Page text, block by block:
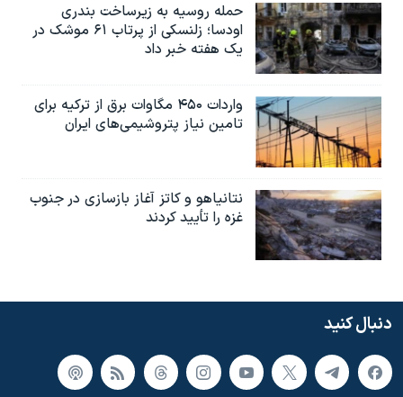
حمله روسیه به زیرساخت بندری
اودسا؛ زلنسکی از پرتاب ۶۱ موشک در
یک هفته خبر داد
واردات ۴۵۰ مگاوات برق از ترکیه برای
تامین نیاز پتروشیمی‌های ایران
نتانیاهو و کاتز آغاز بازسازی در جنوب
غزه را تأیید کردند
دنبال کنید